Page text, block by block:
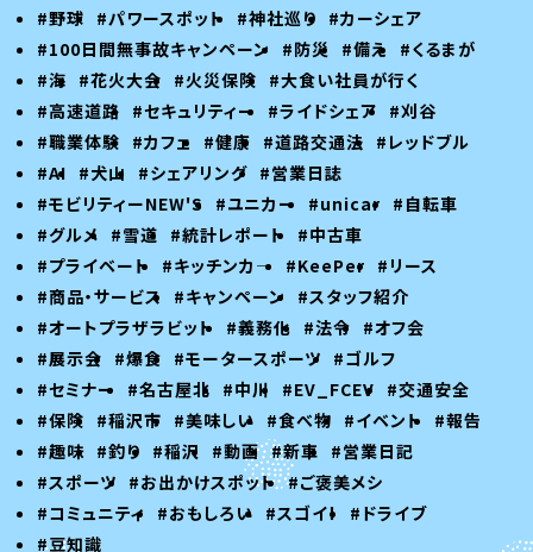
#野球 #パワースポット #神社巡り #カーシェア
#100日間無事故キャンペーン
#防災 #備え
#くるまが
#海 #花火大会 #火災保険 #大食い社員が行く
#高速道路 #セキュリティー #ライドシェア #刈谷
#職業体験 #カフェ #健康 #道路交通法 #レッドブル
#AI #犬山 #シェアリング #営業日誌
#モビリティーNEW'S
#ユニカー #unicar #自転車
#グルメ #雪道 #統計レポート
#中古車
#プライベート
#キッチンカ― #KeePer #リース
#商品・サービス
#キャンペーン
#スタッフ紹介
#オートプラザラビット
#義務化 #法令 #オフ会
#展示会 #爆食 #モータースポーツ #ゴルフ
#セミナー
#名古屋北 #中川 #EV_FCEV #交通安全
#保険 #稲沢市 #美味しい #食べ物 #イベント
#報告
#趣味 #釣り #稲沢 #動画 #新車 #営業日記
#スポーツ #お出かけスポット #ご褒美メシ
#コミュニティ
#おもしろい #スゴイ！
#ドライブ
#豆知識